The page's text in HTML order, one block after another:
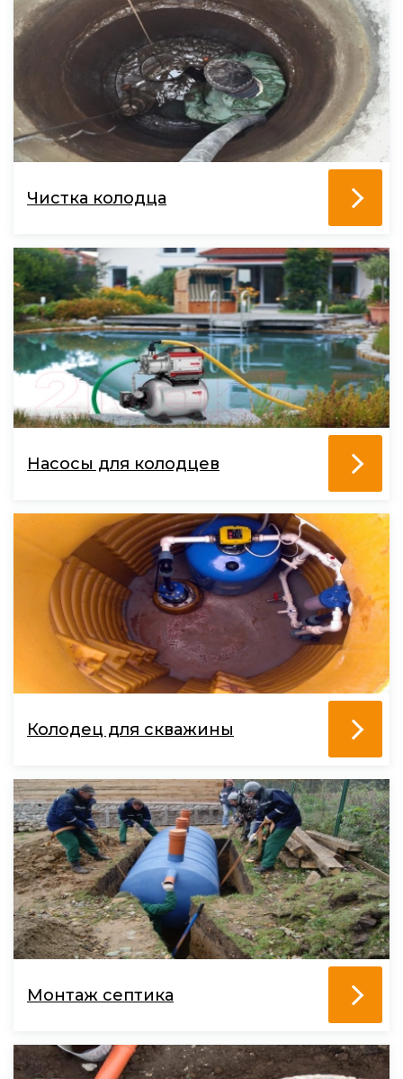
Чистка колодца
Насосы для колодцев
Колодец для скважины
Монтаж септика